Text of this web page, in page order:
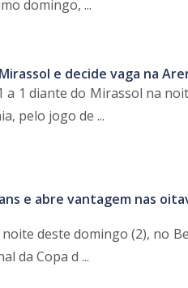
domingo, ...
e decide vaga na
1 diante do Mirassol na
pelo jogo de ...
e abre vantagem nas
deste domingo (2), no
da Copa d ...